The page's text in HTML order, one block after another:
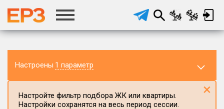
Настроены 1 параметр
Настройте фильтр подбора ЖК или квартиры.
Настройки сохранятся на весь период сессии.
×